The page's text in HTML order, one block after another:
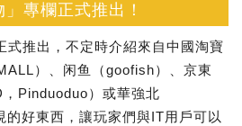
專欄正式推出！
式推出，不定時介紹來自中國淘寶
）、闲鱼（goofish）、京東
，Pinduoduo）或華強北
的好東西，讓玩家們與IT用戶可以